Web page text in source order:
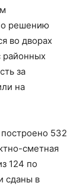
решению
во дворах
районных
за
на
532
сметная
124 по
сданы в